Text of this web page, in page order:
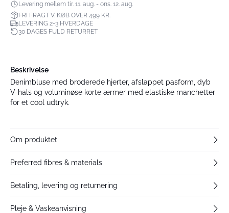
Levering mellem tir. 11. aug. - ons. 12. aug.
FRI FRAGT V. KØB OVER 499 KR.
LEVERING 2-3 HVERDAGE
30 DAGES FULD RETURRET
Beskrivelse
Denimbluse med broderede hjerter, afslappet pasform, dyb
V-hals og voluminøse korte ærmer med elastiske manchetter
for et cool udtryk.
Om produktet
Preferred fibres & materials
Betaling, levering og returnering
Pleje & Vaskeanvisning